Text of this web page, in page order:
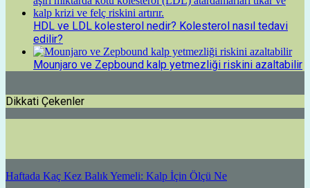
HDL ve LDL kolesterol nedir? Kolesterol nasıl tedavi
edilir?
Mounjaro ve Zepbound kalp yetmezliği riskini azaltabilir
Dikkati Çekenler
Haftada Kaç Kez Balık Yemeli: Kalp İçin Ölçü Ne